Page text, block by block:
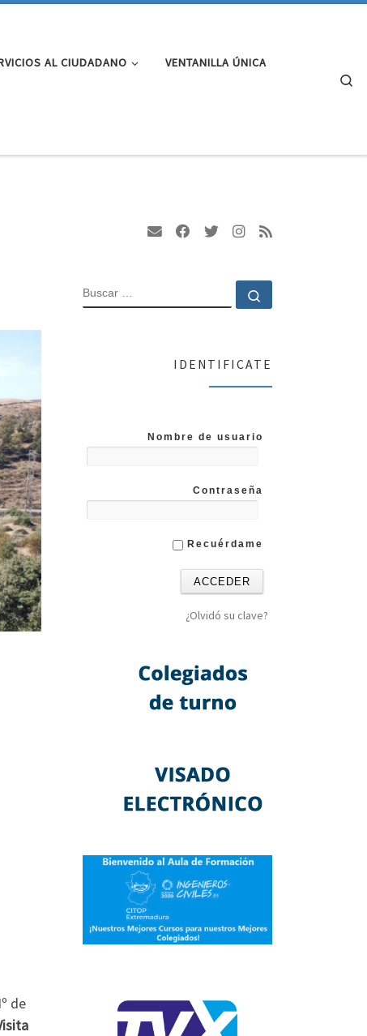
AL CIUDADANO VENTANILLA ÚNICA
de
BUSCAR
IDENTIFICATE
Nombre de usuario
Contraseña
Recuérdame
¿Olvidó su clave?